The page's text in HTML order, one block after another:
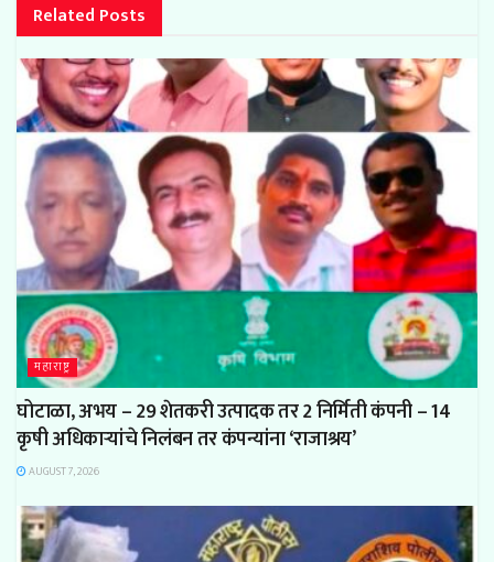
Related Posts
महाराष्ट्र
घोटाळा, अभय – 29 शेतकरी उत्पादक तर 2 निर्मिती कंपनी – 14
कृषी अधिकाऱ्यांचे निलंबन तर कंपन्यांना ‘राजाश्रय’
AUGUST 7, 2026